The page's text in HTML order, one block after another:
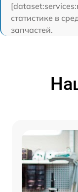
статистике в
запчастей.